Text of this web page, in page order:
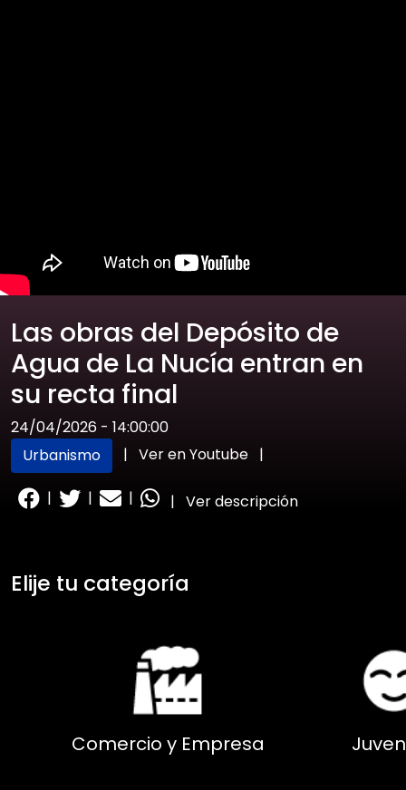
Las obras del Depósito de
Agua de La Nucía entran en
su recta final
24/04/2026 - 14:00:00
Urbanismo
| Ver en Youtube |
| | | | Ver descripción
Elije tu categoría
Comercio y Empresa